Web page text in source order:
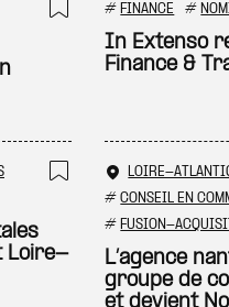
Ajouter à
#FINANCE #
In Extenso
Finance &
Ajouter à
Loire-
LOIRE-
#CONSEIL EN
#FUSION-
L’agence
groupe de